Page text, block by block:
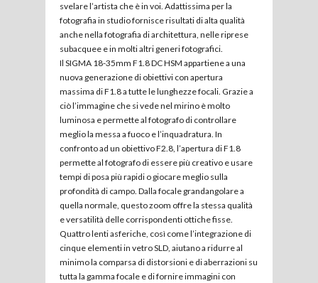
svelare l’artista che è in voi. Adattissima per la
fotografia in studio fornisce risultati di alta qualità
anche nella fotografia di architettura, nelle riprese
subacquee e in molti altri generi fotografici.
Il SIGMA 18-35mm F1.8 DC HSM appartiene a una
nuova generazione di obiettivi con apertura
massima di F1.8 a tutte le lunghezze focali. Grazie a
ciò l’immagine che si vede nel mirino è molto
luminosa e permette al fotografo di controllare
meglio la messa a fuoco e l’inquadratura. In
confronto ad un obiettivo F2.8, l’apertura di F1.8
permette al fotografo di essere più creativo e usare
tempi di posa più rapidi o giocare meglio sulla
profondità di campo. Dalla focale grandangolare a
quella normale, questo zoom offre la stessa qualità
e versatilità delle corrispondenti ottiche fisse.
Quattro lenti asferiche, così come l’integrazione di
cinque elementi in vetro SLD, aiutano a ridurre al
minimo la comparsa di distorsioni e di aberrazioni su
tutta la gamma focale e di fornire immagini con